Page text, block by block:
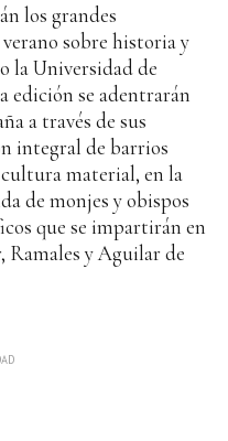
los grandes
sobre historia y
la Universidad de
edición se adentrarán
a través de sus
integral de barrios
material, en la
de monjes y obispos
que se impartirán en
Ramales y Aguilar de